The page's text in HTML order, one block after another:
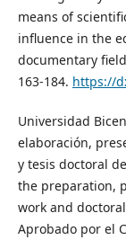
means of
influence in the
documentary
163-184. https://
Universidad
elaboración,
y tesis doctoral
the preparation,
work and
Aprobado por el